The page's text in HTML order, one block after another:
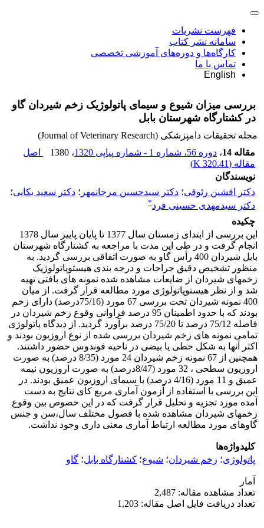
فهرست نشریات
سامانه نشر کتاب
کارگاه‌ها و دوره‌های آموزشی تخصصی
تماس با ما
English
بررسی میزان شیوع و سیمای پاتولوژیک زخم شیردان گاو
در کشتارگاه شهرستان بابل
مجله تحقیقات دامپزشکی (Journal of Veterinary Research)
مقاله 14
، دوره 56، شماره 1 - شماره پیاپی 1320 ، 1380
اصل
مقاله (320.41 K
)
نویسندگان
دکتر افشین رئوفی؛ دکتر سیدحسین مرجانمهر ؛ دکتر سعید بکایی؛
دکتر سیدمهدی حسینی فرد*
چکیده
این بررسی از ابتدای زمستان سال 1377 تا پایان پاییز سال 1378
انجام گرفت و در طی این مدت با مراجعه به کشتارگاه شهرستان
بابل شیردان 400 رأس گاو به صورت اتفاقی بررسی گردید. به
منظور تشخیص دقیق جراحات و درجه بندی هیستوپاتولوژیک
زخمهای شیردان از ضایعات مشاهده شده نمونه های بافتی تهیه
شد و از نظر هیستوپاتولوژی مورد مطالعه قرار گرفت. از میان
400 نمونه شیردان تحت بررسی 67 مورد (75/16درصد) دارای زخم
بودند که با حدود اطمینان 95 درصد فراوانی وقوع زخم شیردان در
فاصله 75/12 درصد تا 75/20 درصد برآورد گردید. از دیدگاه پاتولوژی
تمامی نمونه های زخم شیردان بررسی شده از نوع اروزیون بودند و
اکثر آنها به شکل خطی یا بیضی در ناحیه فوندوس حضور داشتند.
همچنین از 67 نمونه زخم شیردان 24 مورد (8/35 درصد) به صورت
اروزیون سطحی ، 32 مورد (8/47درصد) به صورت اروزیون نیمه
عمیق و 11 مورد (4/16 درصد) با سیمای اروزیون عمیق بودند. در
این بررسی با استفاده از آزمون آماری مربع کای نتایج به دست
آمده مورد تجزیه و تحلیل قرار گرفت که در این خصوص بین وقوع
زخمهای شیردان مشاهده شده با فصول مختلف سال،سن و جنس
گاوهای مورد مطالعه ارتباط آماری معنی داری وجود نداشت.
کلیدواژه‌ها
پاتولوژی؛ زخم شیردان؛ شیوع؛ کشتارگاه بابل؛ گاو
آمار
تعداد مشاهده مقاله: 2,487
تعداد دریافت فایل اصل مقاله: 1,203